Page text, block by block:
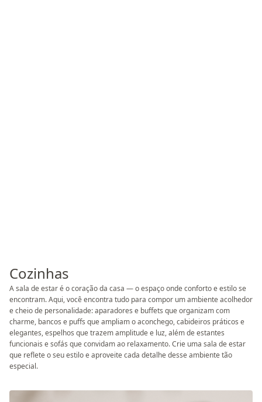
Cozinhas
A sala de estar é o coração da casa — o espaço onde conforto e estilo se
encontram. Aqui, você encontra tudo para compor um ambiente acolhedor
e cheio de personalidade: aparadores e buffets que organizam com
charme, bancos e puffs que ampliam o aconchego, cabideiros práticos e
elegantes, espelhos que trazem amplitude e luz, além de estantes
funcionais e sofás que convidam ao relaxamento. Crie uma sala de estar
que reflete o seu estilo e aproveite cada detalhe desse ambiente tão
especial.